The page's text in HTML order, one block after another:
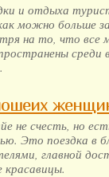
и отдыха
можно больше
на то, что все
среди
не счесть, но
Это поездка в
главной
красавицы.